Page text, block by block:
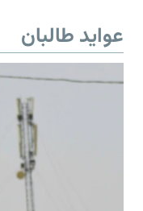
عواید طالبان